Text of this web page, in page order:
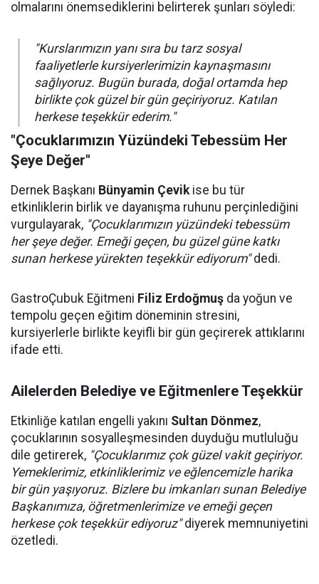
olmalarını önemsediklerini belirterek şunları söyledi:
"Kurslarımızın yanı sıra bu tarz sosyal
faaliyetlerle kursiyerlerimizin kaynaşmasını
sağlıyoruz. Bugün burada, doğal ortamda hep
birlikte çok güzel bir gün geçiriyoruz. Katılan
herkese teşekkür ederim."
"Çocuklarımızın Yüzündeki Tebessüm Her
Şeye Değer"
Dernek Başkanı Bünyamin Çevikise bu tür
etkinliklerin birlik ve dayanışma ruhunu perçinlediğini
vurgulayarak, "Çocuklarımızın yüzündeki tebessüm
her şeye değer. Emeği geçen, bu güzel güne katkı
sunan herkese yürekten teşekkür ediyorum"dedi.
GastroÇubuk Eğitmeni Filiz Erdoğmuş da yoğun ve
tempolu geçen eğitim döneminin stresini,
kursiyerlerle birlikte keyifli bir gün geçirerek attıklarını
ifade etti.
Ailelerden Belediye ve Eğitmenlere Teşekkür
Etkinliğe katılan engelli yakını Sultan Dönmez,
çocuklarının sosyalleşmesinden duyduğu mutluluğu
dile getirerek, "Çocuklarımız çok güzel vakit geçiriyor.
Yemeklerimiz, etkinliklerimiz ve eğlencemizle harika
bir gün yaşıyoruz. Bizlere bu imkanları sunan Belediye
Başkanımıza, öğretmenlerimize ve emeği geçen
herkese çok teşekkür ediyoruz"diyerek memnuniyetini
özetledi.